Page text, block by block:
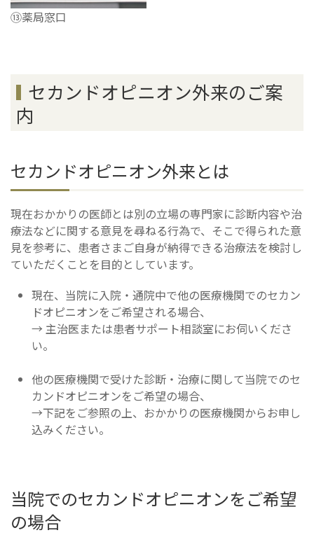
⑬薬局窓口
セカンドオピニオン外来のご案
内
セカンドオピニオン外来とは
現在おかかりの医師とは別の立場の専門家に診断内容や治
療法などに関する意見を尋ねる行為で、そこで得られた意
見を参考に、患者さまご自身が納得できる治療法を検討し
ていただくことを目的としています。
現在、当院に入院・通院中で他の医療機関でのセカン
ドオピニオンをご希望される場合、
→ 主治医または患者サポート相談室にお伺いくださ
い。
他の医療機関で受けた診断・治療に関して当院でのセ
カンドオピニオンをご希望の場合、
→下記をご参照の上、おかかりの医療機関からお申し
込みください。
当院でのセカンドオピニオンをご希望
の場合